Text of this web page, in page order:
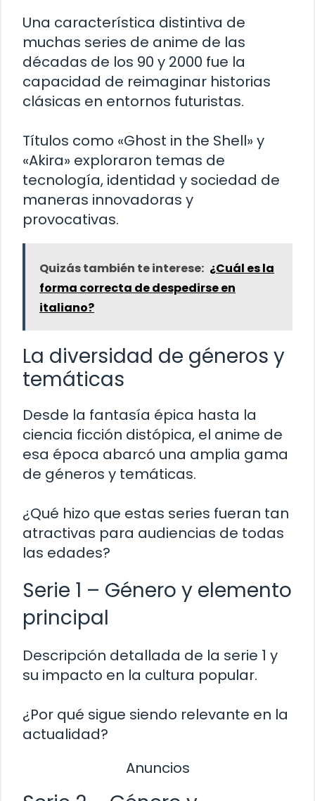
Una característica distintiva de
muchas series de anime de las
décadas de los 90 y 2000 fue la
capacidad de reimaginar historias
clásicas en entornos futuristas.
Títulos como «Ghost in the Shell» y
«Akira» exploraron temas de
tecnología, identidad y sociedad de
maneras innovadoras y
provocativas.
Quizás también te interese: ¿Cuál es la
forma correcta de despedirse en
italiano?
La diversidad de géneros y
temáticas
Desde la fantasía épica hasta la
ciencia ficción distópica, el anime de
esa época abarcó una amplia gama
de géneros y temáticas.
¿Qué hizo que estas series fueran tan
atractivas para audiencias de todas
las edades?
Serie 1 – Género y elemento
principal
Descripción detallada de la serie 1 y
su impacto en la cultura popular.
¿Por qué sigue siendo relevante en la
actualidad?
Anuncios